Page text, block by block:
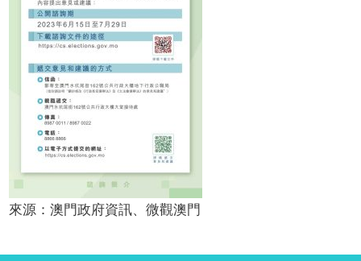
來源：澳門政府資訊、微觀澳門